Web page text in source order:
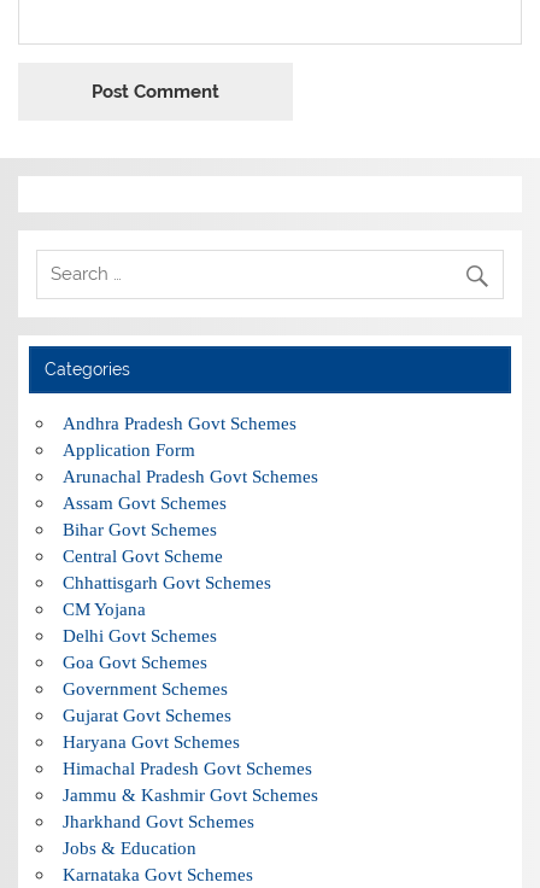
Categories
Andhra Pradesh Govt Schemes
Application Form
Arunachal Pradesh Govt Schemes
Assam Govt Schemes
Bihar Govt Schemes
Central Govt Scheme
Chhattisgarh Govt Schemes
CM Yojana
Delhi Govt Schemes
Goa Govt Schemes
Government Schemes
Gujarat Govt Schemes
Haryana Govt Schemes
Himachal Pradesh Govt Schemes
Jammu & Kashmir Govt Schemes
Jharkhand Govt Schemes
Jobs & Education
Karnataka Govt Schemes